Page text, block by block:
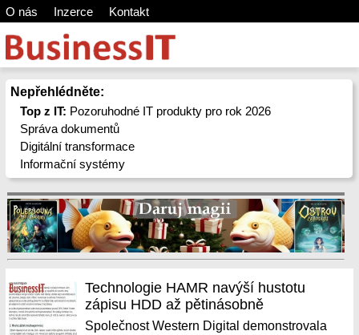
O nás Inzerce Kontakt
Nepřehlédněte:
Top z IT: Pozoruhodné IT produkty pro rok 2026
Správa dokumentů
Digitální transformace
Informační systémy
Technologie HAMR navýší hustotu
zápisu HDD až pětinásobně
Společnost Western Digital demonstrovala